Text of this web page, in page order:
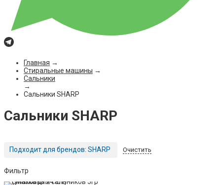
Главная →
Стиральные машины →
Сальники
→
Сальники SHARP
Сальники SHARP
Подходит для брендов: SHARP Очистить
Фильтр